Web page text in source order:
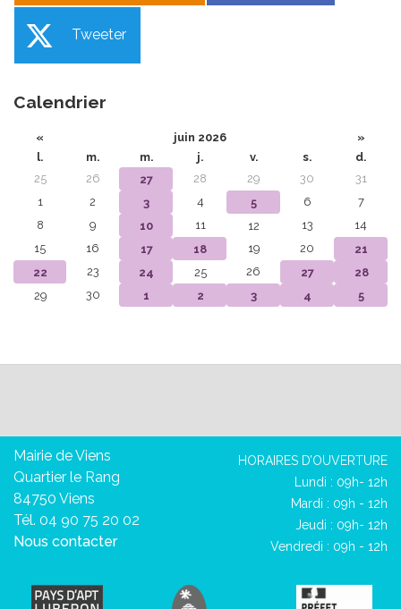
Tweeter
Calendrier
« juin 2026
»
l.
m. m. j. v. s.
d.
25
26 27 28 29 30
31
1
2 3 4 5 6
7
8
9 10 11 12 13
14
15
16 17 18 19 20
21
22
23 24 25 26 27
28
29
30 1 2 3 4 5
Mairie de Viens
Quartier le Rang
84750 Viens
Tél. 04 90 75 20 02
Nous contacter
HORAIRES D’OUVERTURE
Lundi : 09h- 12h
Mardi : 09h - 12h
Jeudi : 09h- 12h
Vendredi : 09h - 12h